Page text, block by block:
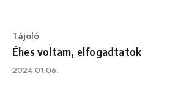
Category
Tájoló
Éhes voltam, elfogadtatok
Published
2024.01.06.